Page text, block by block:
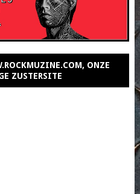
ONZE
ZUSTERSITE